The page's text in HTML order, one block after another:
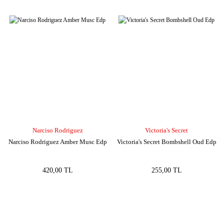
Narciso Rodriguez
Narciso Rodriguez Amber Musc Edp
420,00 TL
Victoria's Secret
Victoria's Secret Bombshell Oud Edp
255,00 TL